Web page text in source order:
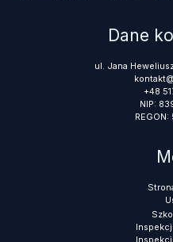
Dane
ul. Jana
+48
NIP: